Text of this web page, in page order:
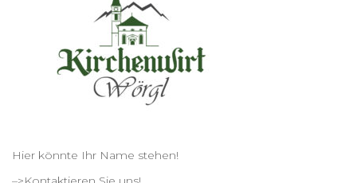
Hier könnte Ihr Name stehen!